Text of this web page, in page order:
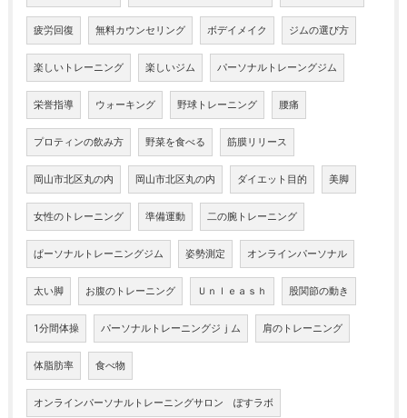
疲労回復 無料カウンセリング ボデイメイク ジムの選び方
楽しいトレーニング 楽しいジム パーソナルトレーングジム
栄誉指導 ウォーキング 野球トレーニング 腰痛
プロティンの飲み方 野菜を食べる 筋膜リリース
岡山市北区丸の内 岡山市北区丸の内 ダイエット目的 美脚
女性のトレーニング 準備運動 二の腕トレーニング
ぱーソナルトレーニングジム 姿勢測定 オンラインパーソナル
太い脚 お腹のトレーニング Ｕｎｌｅａｓｈ 股関節の動き
1分間体操 パーソナルトレーニングジｊム 肩のトレーニング
体脂肪率 食べ物
オンラインパーソナルトレーニングサロン ぽすラボ